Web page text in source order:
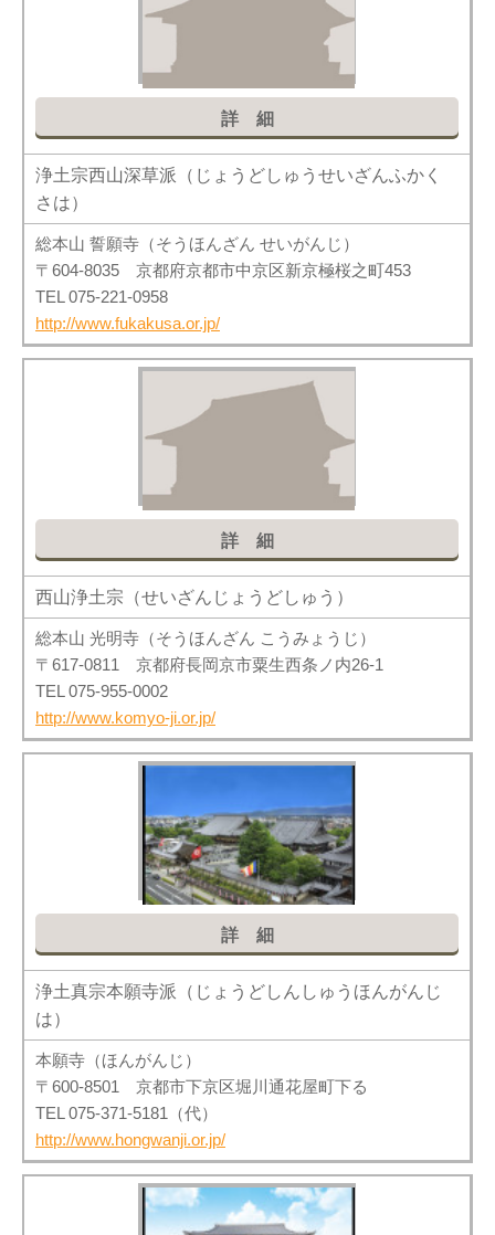
詳細
浄土宗西山深草派（じょうどしゅうせいざんふかく
さは）
総本山 誓願寺（そうほんざん せいがんじ）
〒604-8035 京都府京都市中京区新京極桜之町453
TEL 075-221-0958
http://www.fukakusa.or.jp/
詳細
西山浄土宗（せいざんじょうどしゅう）
総本山 光明寺（そうほんざん こうみょうじ）
〒617-0811 京都府長岡京市粟生西条ノ内26-1
TEL 075-955-0002
http://www.komyo-ji.or.jp/
詳細
浄土真宗本願寺派（じょうどしんしゅうほんがんじ
は）
本願寺（ほんがんじ）
〒600-8501 京都市下京区堀川通花屋町下る
TEL 075-371-5181（代）
http://www.hongwanji.or.jp/